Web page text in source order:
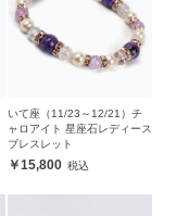
いて座（11/23～12/21）チ
ャロアイト 星座石レディース
ブレスレット
15,800